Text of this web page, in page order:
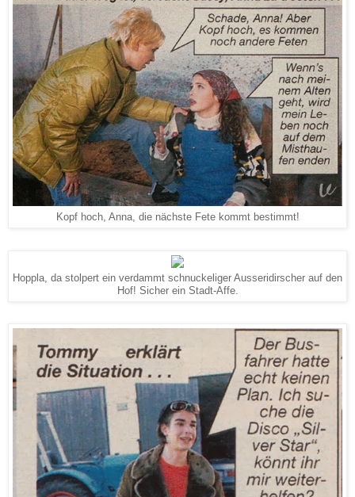
Kopf hoch, Anna, die nächste Fete kommt bestimmt!
Hoppla, da stolpert ein verdammt schnuckeliger Ausseridirscher auf den
Hof! Sicher ein Stadt-Affe.